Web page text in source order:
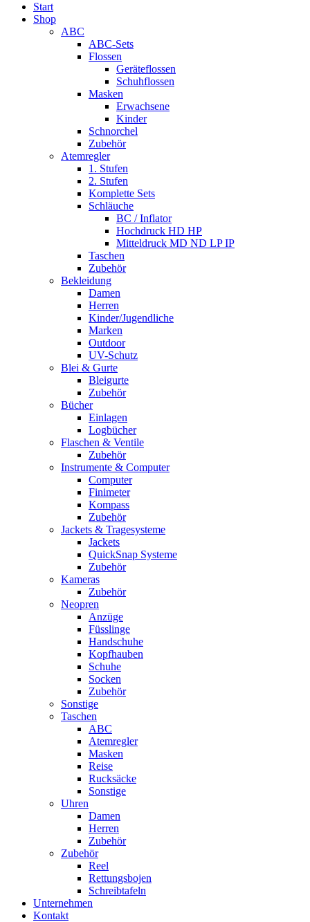
Start
Shop
ABC
ABC-Sets
Flossen
Geräteflossen
Schuhflossen
Masken
Erwachsene
Kinder
Schnorchel
Zubehör
Atemregler
1. Stufen
2. Stufen
Komplette Sets
Schläuche
BC / Inflator
Hochdruck HD HP
Mitteldruck MD ND LP IP
Taschen
Zubehör
Bekleidung
Damen
Herren
Kinder/Jugendliche
Marken
Outdoor
UV-Schutz
Blei & Gurte
Bleigurte
Zubehör
Bücher
Einlagen
Logbücher
Flaschen & Ventile
Zubehör
Instrumente & Computer
Computer
Finimeter
Kompass
Zubehör
Jackets & Tragesysteme
Jackets
QuickSnap Systeme
Zubehör
Kameras
Zubehör
Neopren
Anzüge
Füsslinge
Handschuhe
Kopfhauben
Schuhe
Socken
Zubehör
Sonstige
Taschen
ABC
Atemregler
Masken
Reise
Rucksäcke
Sonstige
Uhren
Damen
Herren
Zubehör
Zubehör
Reel
Rettungsbojen
Schreibtafeln
Unternehmen
Kontakt